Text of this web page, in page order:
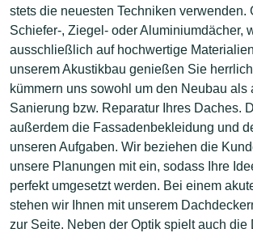
stets die neuesten Techniken verwenden.
Schiefer-, Ziegel- oder Aluminiumdächer,
ausschließlich auf hochwertige
unserem Akustikbau genießen Sie
kümmern uns sowohl um den Neubau als
Sanierung bzw. Reparatur Ihres Daches.
außerdem die Fassadenbekleidung und
unseren Aufgaben. Wir beziehen die
unsere Planungen mit ein, sodass Ihre
perfekt umgesetzt werden. Bei einem
stehen wir Ihnen mit unserem
zur Seite. Neben der Optik spielt auch die